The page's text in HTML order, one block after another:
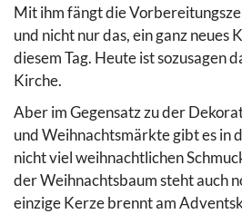
Mit ihm fängt die
und nicht nur das, ein ganz neues
diesem Tag. Heute ist sozusagen
Kirche.
Aber im Gegensatz zu der
und Weihnachtsmärkte gibt es in
nicht viel weihnachtlichen
der Weihnachtsbaum steht auch
einzige Kerze brennt am